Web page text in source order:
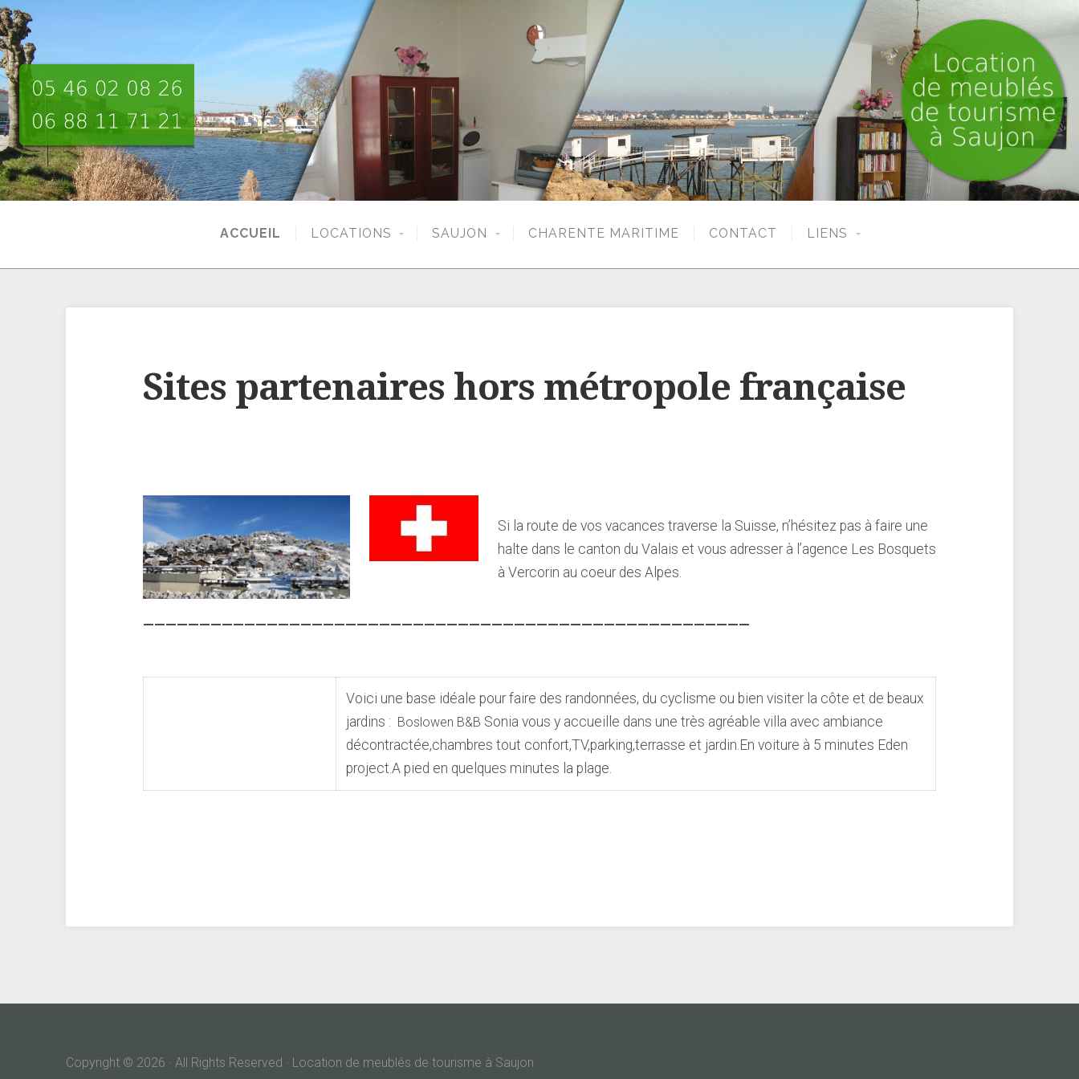
ACCUEIL LOCATIONS SAUJON CHARENTE MARITIME CONTACT LIENS
Sites partenaires hors métropole française
Si la route de vos vacances traverse la Suisse, n’hésitez pas à faire une
halte dans le canton du Valais et vous adresser à l’agence Les Bosquets
à Vercorin au coeur des Alpes.
——————————————————————————————————————————————————————
Voici une base idéale pour faire des randonnées, du cyclisme ou bien visiter la côte et de beaux
jardins : Boslowen B&B Sonia vous y accueille dans une très agréable villa avec ambiance
décontractée,chambres tout confort,TV,parking,terrasse et jardin.En voiture à 5 minutes Eden
project.A pied en quelques minutes la plage.
Copyright © 2026 · All Rights Reserved · Location de meublés de tourisme à Saujon